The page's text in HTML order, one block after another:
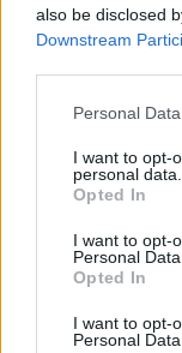
also be disclosed
Downstream
Please note that
not limited to your
grant or deny
use your data for
consent section.
Personal
I want to opt-
personal data.
Opted In
I want to opt-
Personal Data.
Opted In
I want to opt-
Personal
Ακολουθήστε το
ενημερωθείτε
Πιο
Τουρίστας
να
καθόταν